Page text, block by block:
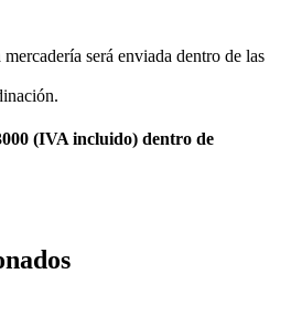
será enviada dentro de las
(IVA incluido) dentro de